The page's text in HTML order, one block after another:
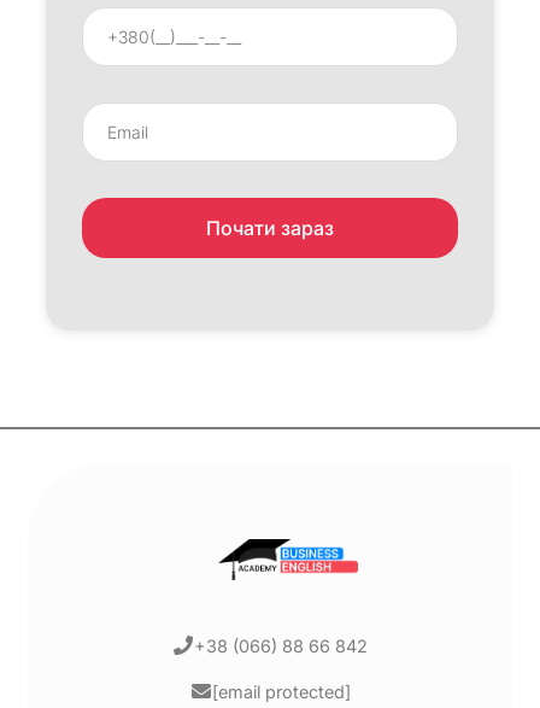
+38 (066) 88 66 842
[email protected]